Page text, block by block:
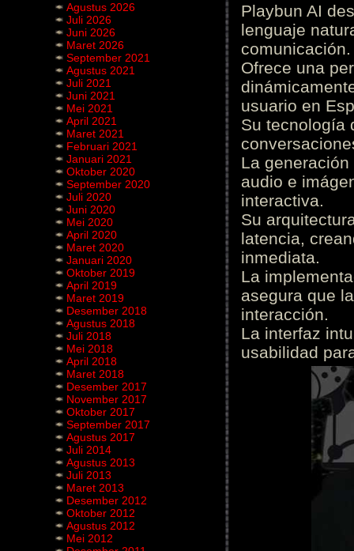
Agustus 2026
Juli 2026
Juni 2026
Maret 2026
September 2021
Agustus 2021
Juli 2021
Juni 2021
Mei 2021
April 2021
Maret 2021
Februari 2021
Januari 2021
Oktober 2020
September 2020
Juli 2020
Juni 2020
Mei 2020
April 2020
Maret 2020
Januari 2020
Oktober 2019
April 2019
Maret 2019
Desember 2018
Agustus 2018
Juli 2018
Mei 2018
April 2018
Maret 2018
Desember 2017
November 2017
Oktober 2017
September 2017
Agustus 2017
Juli 2014
Agustus 2013
Juli 2013
Maret 2013
Desember 2012
Oktober 2012
Agustus 2012
Mei 2012
Playbun AI
lenguaje
comunicación.
Ofrece una
usuario en
Su tecnología
La
audio e
interactiva.
Su
latencia,
inmediata.
La
asegura que
interacción.
La interfaz
usabilidad